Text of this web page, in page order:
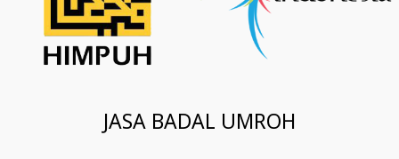
JASA BADAL UMROH